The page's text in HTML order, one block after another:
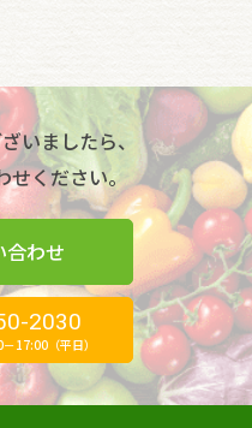
いましたら、
せください。
合わせ
2030
17:00（平日）